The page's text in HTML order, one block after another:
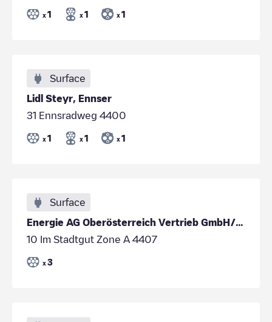
x 1 x 1 x 1
Surface
Lidl Steyr, Ennser
31 Ennsradweg 4400
x 1 x 1 x 1
Surface
Energie AG Oberösterreich Vertrieb GmbH/00d9c1bb-dd23-429d-86d4-24c0f00ee8e1
10 Im Stadtgut Zone A 4407
x 3